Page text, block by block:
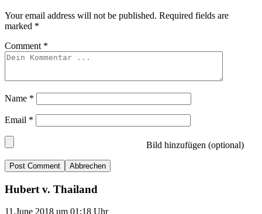
Your email address will not be published. Required fields are
marked *
Comment *
Name *
Email *
Bild hinzufügen (optional)
Abbrechen
Hubert v. Thailand
11.June 2018 um 01:18 Uhr